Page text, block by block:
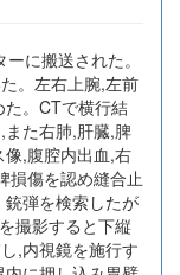
に搬送された。
。左右上腕,左前
。CTで横行結
た右肺,肝臓,脾
,腹腔内出血,右
損傷を認め縫合止
弾を検索したが
撮影すると下縦
,内視鏡を施行す